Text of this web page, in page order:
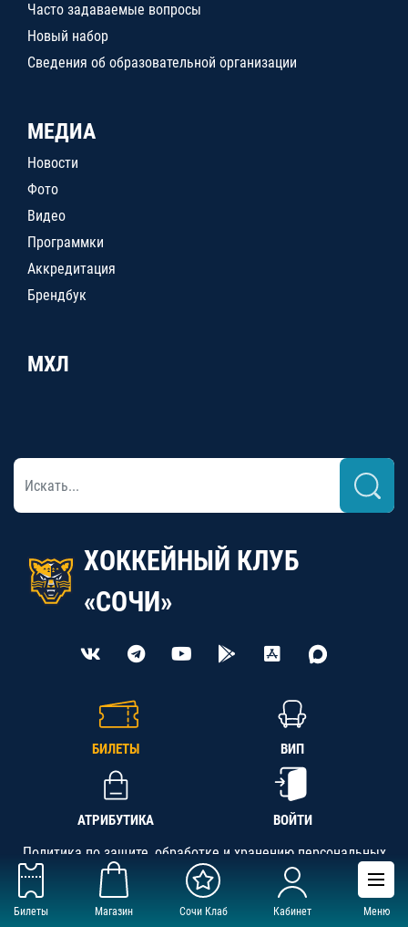
Билеты Магазин Сочи Клаб Кабинет Меню
Часто задаваемые вопросы
Новый набор
Сведения об образовательной организации
МЕДИА
Новости
Фото
Видео
Программки
Аккредитация
Брендбук
МХЛ
ХОККЕЙНЫЙ КЛУБ
«СОЧИ»
БИЛЕТЫ ВИП
АТРИБУТИКА ВОЙТИ
Политика по защите, обработке и хранению персональных
данных
АНО «СК «Кубань-Регион», ОГРН 1142300002349,